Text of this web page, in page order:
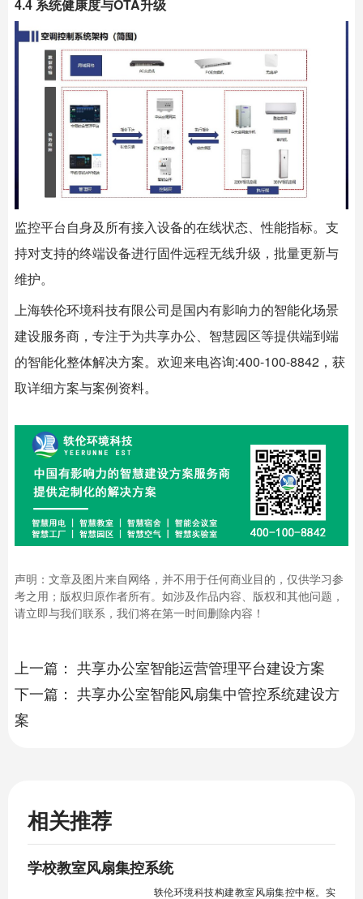
4.4 系统健康度与OTA升级
监控平台自身及所有接入设备的在线状态、性能指标。支
持对支持的终端设备进行固件远程无线升级，批量更新与
维护。
上海轶伦环境科技有限公司是国内有影响力的智能化场景
建设服务商，专注于为共享办公、智慧园区等提供端到端
的智能化整体解决方案。欢迎来电咨询:400-100-8842，获
取详细方案与案例资料。
声明：文章及图片来自网络，并不用于任何商业目的，仅供学习参
考之用；版权归原作者所有。如涉及作品内容、版权和其他问题，
请立即与我们联系，我们将在第一时间删除内容！
上一篇： 共享办公室智能运营管理平台建设方案
下一篇： 共享办公室智能风扇集中管控系统建设方
案
相关推荐
学校教室风扇集控系统
轶伦环境科技构建教室风扇集控中枢。实